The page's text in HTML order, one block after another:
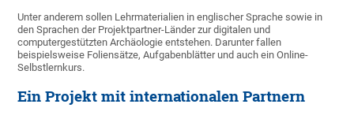
Unter anderem sollen Lehrmaterialien in englischer Sprache sowie in
den Sprachen der Projektpartner-Länder zur digitalen und
computergestützten Archäologie entstehen. Darunter fallen
beispielsweise Foliensätze, Aufgabenblätter und auch ein Online-
Selbstlernkurs.
Ein Projekt mit internationalen Partnern